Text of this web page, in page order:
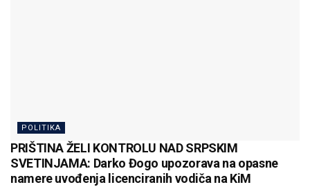
POLITIKA
PRIŠTINA ŽELI KONTROLU NAD SRPSKIM
SVETINJAMA: Darko Đogo upozorava na opasne
namere uvođenja licenciranih vodiča na KiM